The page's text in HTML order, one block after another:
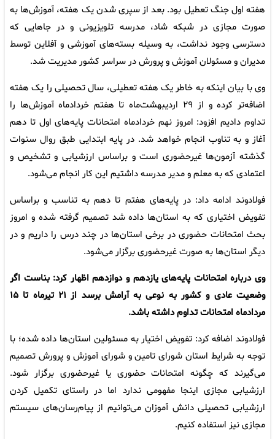
هفته اول جنگ تعطیل بود. بعد از سپری شدن یک هفته، آموزش‌ها به
صورت مجازی در شبکه شاد، مدرسه تلویزیونی و در جاهایی که
دسترسی وجود نداشت، به وسیله بسته‌های آموزشی و آفلاین توسط
مدیران و مسئولان آموزش و پرورش در سراسر کشور مدیریت شد.
وی با بیان اینکه به خاطر یک هفته تعطیلی، سال تحصیلی را یک هفته
اضافه‌تر کرده و از ۲۹ اردیبهشت‌ماه تا هفتم خردادماه آموزش‌ها را
تداوم دادیم افزود: امروز نهم خردادماه امتحانات پایه‌های اول تا دهم
آغاز و به تناوب انجام خواهد شد. در پایه ابتدایی طبق روال سنوات
گذشته آزمون‌ها غیرحضوری است و براساس ارزشیابی و تشخیص و
اعتمادی که به معلم و مدیر مدرسه داشتیم این کار انجام می‌شود.
فولادوند ادامه داد: در پایه‌های هفتم تا دهم به تناسب و براساس
تفویض اختیاری که به استان‌ها داده شد تصمیم گرفته شده و امروز
بحث امتحانات حضوری در برخی استان‌ها در چند درس را داریم و در
دیگر استان‌ها به صورت غیرحضوری برگزار می‌شود.
وی درباره امتحانات پایه‌های یازدهم و دوازدهم اظهار کرد: بناست اگر
وضعیت عادی و کشور به نوعی به آرامش برسد از ۲۱ تیرماه تا ۱۵
مردادماه امتحانات تداوم داشته باشد.
فولادوند اضافه کرد: تفویض اختیار به مسئولین استان‌ها داده شده؛ با
توجه به شرایط استان شورای تامین و شورای آموزش و پرورش تصمیم
می‌گیرند که چگونه امتحانات حضوری یا غیرحضوری برگزار شود.
ارزشیابی مجازی اینجا مفهومی ندارد اما در راستای تکمیل کردن
ارزشیابی تحصیلی دانش آموزان می‌توانیم از پیام‌رسان‌های سیستم
مجازی نیز استفاده کنیم.